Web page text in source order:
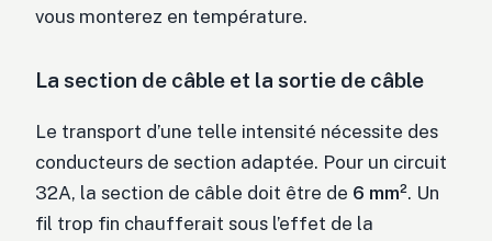
vous monterez en température.
La section de câble et la sortie de câble
Le transport d’une telle intensité nécessite des
conducteurs de section adaptée. Pour un circuit
32A, la section de câble doit être de 6 mm². Un
fil trop fin chaufferait sous l’effet de la